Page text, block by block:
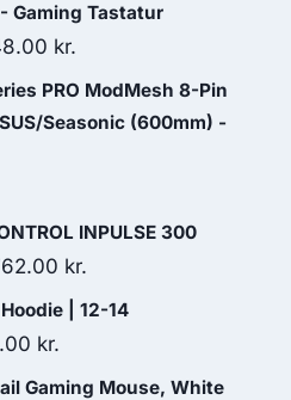
Gaming Tastatur
kr.
price
is:
PRO ModMesh 8-Pin
Seasonic (600mm) -
kr..
INPULSE 300
kr.
price
| 12-14
kr.
price
Gaming Mouse, White